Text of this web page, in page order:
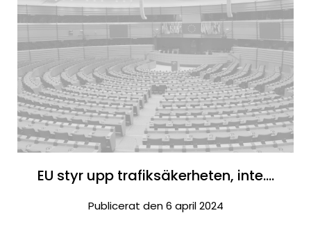
EU styr upp trafiksäkerheten, inte….
Publicerat den 6 april 2024